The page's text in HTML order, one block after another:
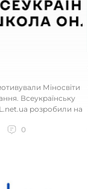
Міносвіти
Всеукраїнську
розробили на
0